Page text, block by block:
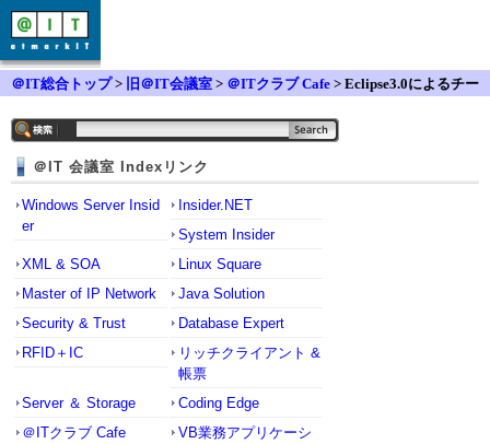
＠IT総合トップ> 旧＠IT会議室 > ＠ITクラブ Cafe > Eclipse3.0によるチー
＠IT 会議室 Indexリンク
Windows Server Insid
er
Insider.NET
System Insider
XML & SOA
Linux Square
Master of IP Network
Java Solution
Security & Trust
Database Expert
RFID＋IC
リッチクライアント &
帳票
Server ＆ Storage
Coding Edge
＠ITクラブ Cafe
VB業務アプリケーシ